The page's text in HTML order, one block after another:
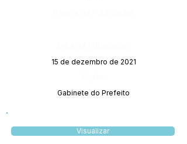
15 de dezembro de 2021
Gabinete do Prefeito
Visualizar